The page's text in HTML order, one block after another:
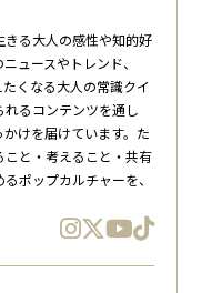
る大人の感性や知的好
ュースやトレンド、
くなる大人の常識クイ
るコンテンツを通し
けを届けています。た
と・考えること・共有
ポップカルチャーを、